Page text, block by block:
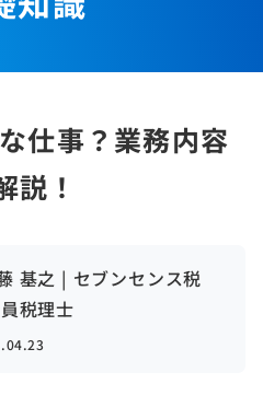
仕事？業務内容
説！
基之 | セブンセンス税
税理士